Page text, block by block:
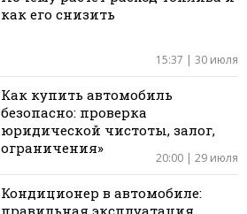
как его снизить
15:37 | 30 июля
Как купить автомобиль
безопасно: проверка
юридической чистоты, залог,
ограничения»
20:00 | 29 июля
Кондиционер в автомобиле: